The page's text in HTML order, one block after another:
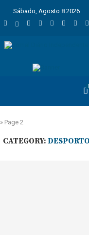
Sábado, Agosto 8 2026
» Page 2
CATEGORY: DESPORTO